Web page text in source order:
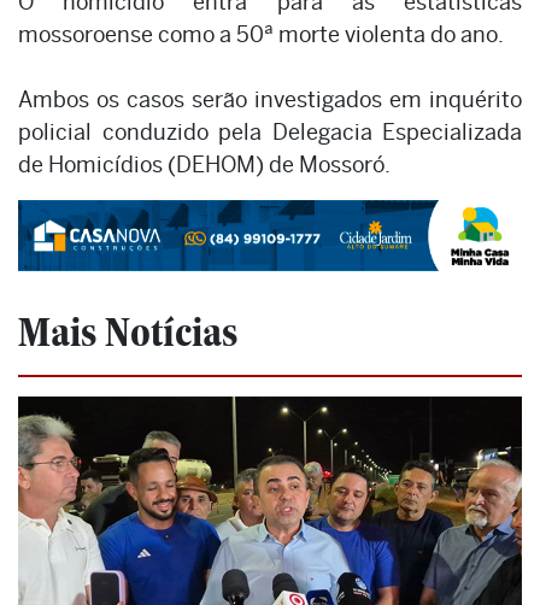
mossoroense como a 50ª morte violenta do ano.
Ambos os casos serão investigados em inquérito
policial conduzido pela Delegacia Especializada
de Homicídios (DEHOM) de Mossoró.
Mais Notícias